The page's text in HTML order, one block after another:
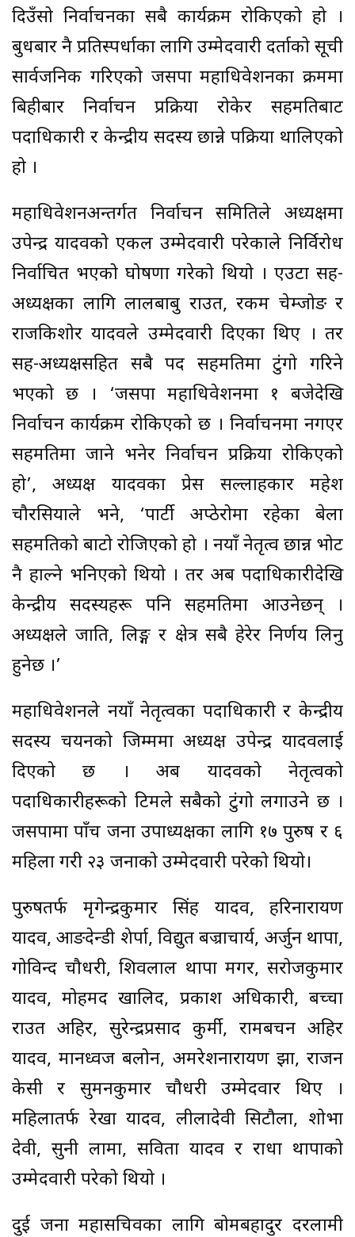
दिउँसो निर्वाचनका सबै कार्यक्रम रोकिएको हो ।
बुधबार नै प्रतिस्पर्धाका लागि उम्मेदवारी दर्ताको सूची
सार्वजनिक गरिएको जसपा महाधिवेशनका क्रममा
बिहीबार निर्वाचन प्रक्रिया रोकेर सहमतिबाट
पदाधिकारी र केन्द्रीय सदस्य छान्ने पक्रिया थालिएको
हो ।
महाधिवेशनअन्तर्गत निर्वाचन समितिले अध्यक्षमा
उपेन्द्र यादवको एकल उम्मेदवारी परेकाले निर्विरोध
निर्वाचित भएको घोषणा गरेको थियो । एउटा सह-
अध्यक्षका लागि लालबाबु राउत, रकम चेम्जोङ र
राजकिशोर यादवले उम्मेदवारी दिएका थिए । तर
सह-अध्यक्षसहित सबै पद सहमतिमा टुंगो गरिने
भएको छ । ‘जसपा महाधिवेशनमा १ बजेदेखि
निर्वाचन कार्यक्रम रोकिएको छ । निर्वाचनमा नगएर
सहमतिमा जाने भनेर निर्वाचन प्रक्रिया रोकिएको
हो’, अध्यक्ष यादवका प्रेस सल्लाहकार महेश
चौरसियाले भने, ‘पार्टी अप्ठेरोमा रहेका बेला
सहमतिको बाटो रोजिएको हो । नयाँ नेतृत्व छान्न भोट
नै हाल्ने भनिएको थियो । तर अब पदाधिकारीदेखि
केन्द्रीय सदस्यहरू पनि सहमतिमा आउनेछन् ।
अध्यक्षले जाति, लिङ्ग र क्षेत्र सबै हेरेर निर्णय लिनु
हुनेछ ।’
महाधिवेशनले नयाँ नेतृत्वका पदाधिकारी र केन्द्रीय
सदस्य चयनको जिम्ममा अध्यक्ष उपेन्द्र यादवलाई
दिएको छ । अब यादवको नेतृत्वको
पदाधिकारीहरूको टिमले सबैको टुंगो लगाउने छ ।
जसपामा पाँच जना उपाध्यक्षका लागि १७ पुरुष र ६
महिला गरी २३ जनाको उम्मेदवारी परेको थियो।
पुरुषतर्फ मृगेन्द्रकुमार सिंह यादव, हरिनारायण
यादव, आङदेन्डी शेर्पा, विद्युत बज्राचार्य, अर्जुन थापा,
गोविन्द चौधरी, शिवलाल थापा मगर, सरोजकुमार
यादव, मोहमद खालिद, प्रकाश अधिकारी, बच्चा
राउत अहिर, सुरेन्द्रप्रसाद कुर्मी, रामबचन अहिर
यादव, मानध्वज बलोन, अमरेशनारायण झा, राजन
केसी र सुमनकुमार चौधरी उम्मेदवार थिए ।
महिलातर्फ रेखा यादव, लीलादेवी सिटौला, शोभा
देवी, सुनी लामा, सविता यादव र राधा थापाको
उम्मेदवारी परेको थियो ।
दुई जना महासचिवका लागि बोमबहादुर दरलामी